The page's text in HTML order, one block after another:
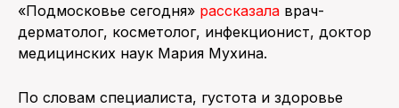
«Подмосковье сегодня» рассказала врач-
дерматолог, косметолог, инфекционист, доктор
медицинских наук Мария Мухина.
По словам специалиста, густота и здоровье